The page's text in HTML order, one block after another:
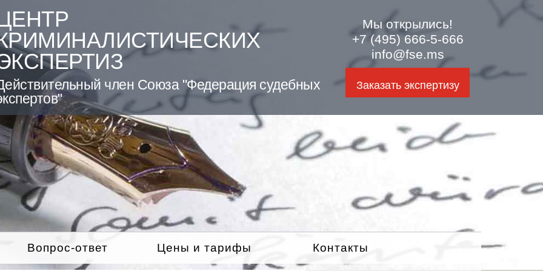
член Союза "Федерация судебных
Мы открылись!
+7 (495) 666-5-666
info@fse.ms
Заказать экспертизу
Вопрос-ответ Цены и тарифы Контакты